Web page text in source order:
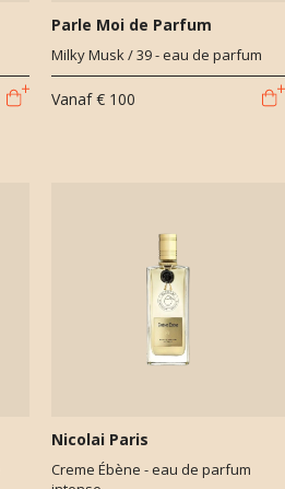
Parle Moi de Parfum
Milky Musk / 39 - eau de parfum
Vanaf € 100
Nicolai Paris
Creme Ébène - eau de parfum